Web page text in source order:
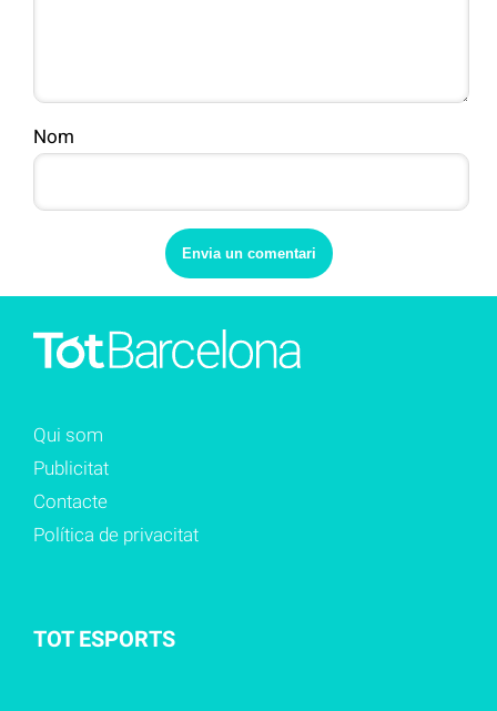
Nom
Qui som
Publicitat
Contacte
Política de privacitat
TOT ESPORTS